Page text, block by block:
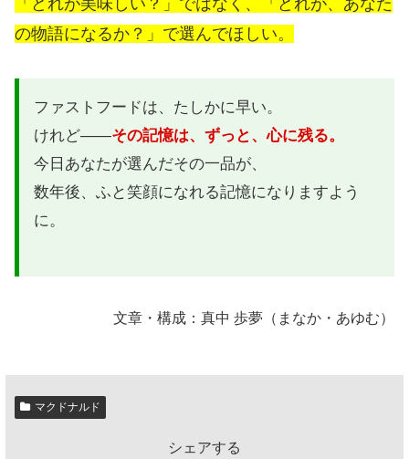
「どれが美味しい？」ではなく、「どれが、あなた
の物語になるか？」で選んでほしい。
ファストフードは、たしかに早い。
けれど——その記憶は、ずっと、心に残る。
今日あなたが選んだその一品が、
数年後、ふと笑顔になれる記憶になりますよう
に。
文章・構成：真中 歩夢（まなか・あゆむ）
マクドナルド
シェアする